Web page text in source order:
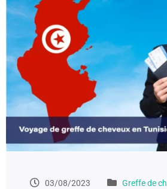
03/08/2023 Greffe de